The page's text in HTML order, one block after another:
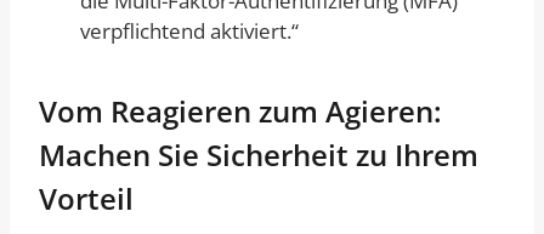
verpflichtend aktiviert.“
Vom Reagieren zum Agieren:
Machen Sie Sicherheit zu Ihrem
Vorteil